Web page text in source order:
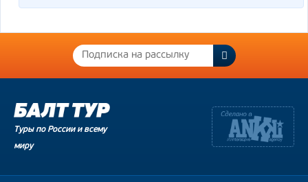
Туры по России и всему
миру